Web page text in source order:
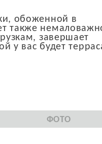
обоженной в
также
завершает
у вас будет
ФОТО